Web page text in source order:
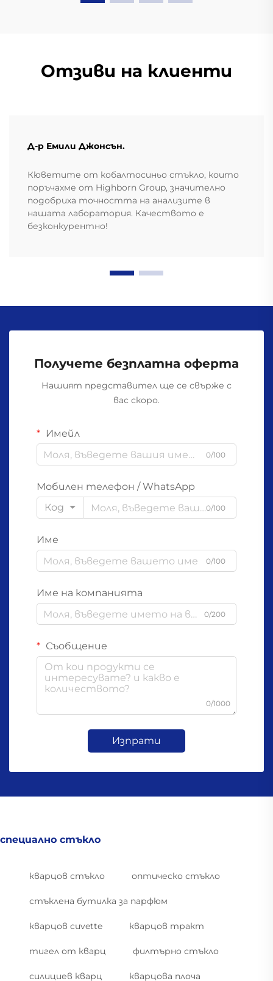
Отзиви на клиенти
Д-р Емили Джонсън.
Кюветите от кобалтосиньо стъкло, които
поръчахме от Highborn Group, значително
подобриха точността на анализите в
нашата лаборатория. Качеството е
безконкурентно!
Получете безплатна оферта
Нашият представител ще се свърже с
вас скоро.
Имейл
0/100
Мобилен телефон / WhatsApp
Код
0/100
Име
0/100
Име на компанията
0/200
Съобщение
0/1000
Изпрати
специално стъкло
кварцов стъкло оптическо стъкло
стъклена бутилка за парфюм
кварцов cuvette кварцов тракт
тигел от кварц филтърно стъкло
силициев кварц кварцова плоча